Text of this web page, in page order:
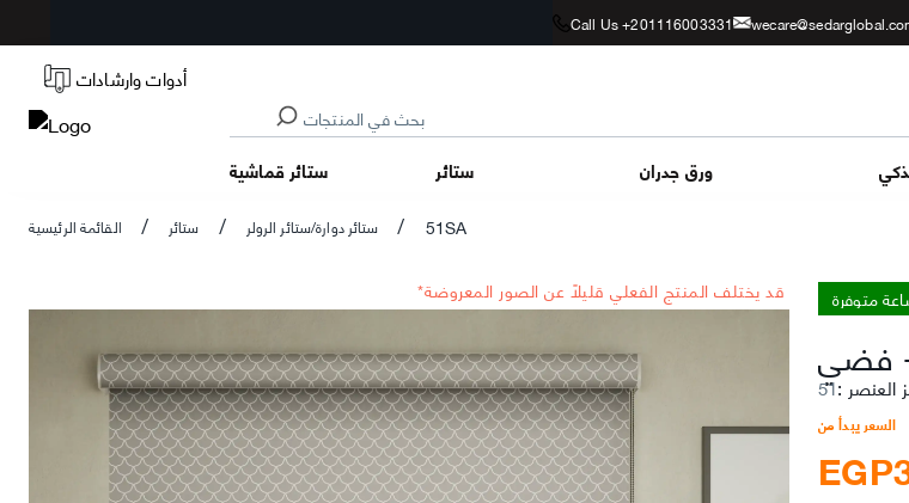
Call Us +201116003331
أدوات وارشادات
ستائر قماشية ستائر ورق جدران
القائمة الرئيسية / ستائر / ستائر دوارة/ستائر الرولر / 51SA
*قد يختلف المنتج الفعلي قليلاً عن الصور المعروضة متوفرة
فضي
العنصر :
السعر يبدأ من
EGP